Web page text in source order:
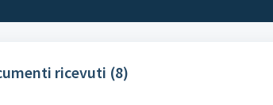
ricevuti (8)